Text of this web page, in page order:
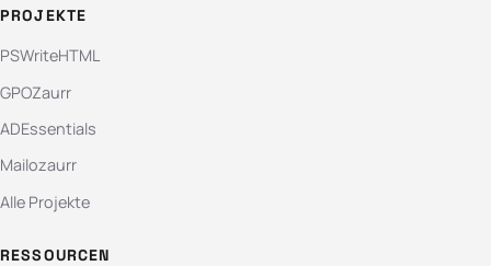
PROJEKTE
PSWriteHTML
GPOZaurr
ADEssentials
Mailozaurr
Alle Projekte
RESSOURCEN